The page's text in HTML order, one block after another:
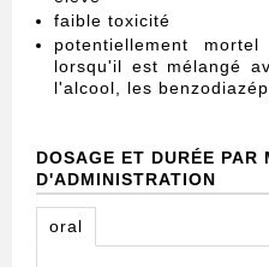
faible toxicité
potentiellement
lorsqu'il est mélangé
l'alcool, les
DOSAGE ET DURÉE PAR
D'ADMINISTRATION
oral